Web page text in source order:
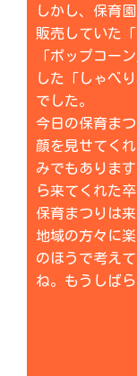
しかし、保育
販売していた
「ポップコー
した「しゃべ
でした。
今日の保育ま
顔を見せてく
みでもありま
ら来てくれた
保育まつりは
地域の方々に
のほうで考え
ね。もうしば